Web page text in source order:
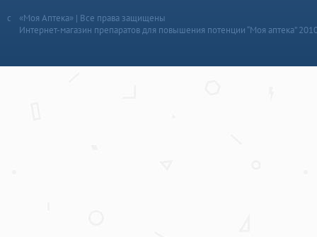
«Моя Аптека» | Все права защищены
Интернет-магазин препаратов для повышения потенции “Моя аптека”